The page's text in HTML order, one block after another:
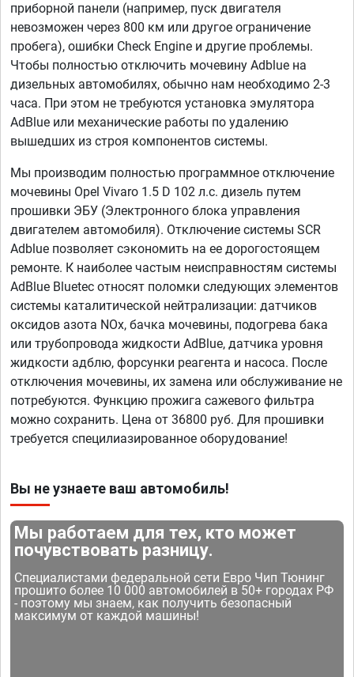
приборной панели (например, пуск двигателя
невозможен через 800 км или другое ограничение
пробега), ошибки Check Engine и другие проблемы.
Чтобы полностью отключить мочевину Adblue на
дизельных автомобилях, обычно нам необходимо 2-3
часа. При этом не требуются установка эмулятора
AdBlue или механические работы по удалению
вышедших из строя компонентов системы.
Мы производим полностью программное отключение
мочевины Opel Vivaro 1.5 D 102 л.с. дизель путем
прошивки ЭБУ (Электронного блока управления
двигателем автомобиля). Отключение системы SCR
Adblue позволяет сэкономить на ее дорогостоящем
ремонте. К наиболее частым неисправностям системы
AdBlue Bluetec относят поломки следующих элементов
системы каталитической нейтрализации: датчиков
оксидов азота NOx, бачка мочевины, подогрева бака
или трубопровода жидкости AdBlue, датчика уровня
жидкости адблю, форсунки реагента и насоса. После
отключения мочевины, их замена или обслуживание не
потребуются. Функцию прожига сажевого фильтра
можно сохранить. Цена от 36800 руб. Для прошивки
требуется специлиазированное оборудование!
Вы не узнаете ваш автомобиль!
Мы работаем для тех, кто может
почувствовать разницу.
Специалистами федеральной сети Евро Чип Тюнинг
прошито более 10 000 автомобилей в 50+ городах РФ
- поэтому мы знаем, как получить безопасный
максимум от каждой машины!